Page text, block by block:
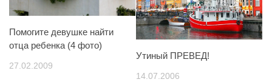
Помогите девушке найти
отца ребенка (4 фото)
27.02.2009
Утиный ПРЕВЕД!
14.07.2006